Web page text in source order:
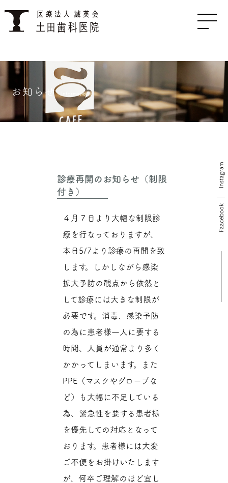
お知らせ Information
診療再開のお知らせ（制限
付き）
４月７日より大幅な制限診
療を行なっておりますが、
本日5/7より診療の再開を致
します。しかしながら感染
拡大予防の観点から依然と
して診療には大きな制限が
必要です。消毒、感染予防
の為に患者様一人に要する
時間、人員が通常より多く
かかってしまいます。また
PPE（マスクやグローブな
ど）も大幅に不足している
為、緊急性を要する患者様
を優先しての対応となって
おります。患者様には大変
ご不便をお掛けいたします
が、何卒ご理解のほど宜し
Faacebook
Instagram